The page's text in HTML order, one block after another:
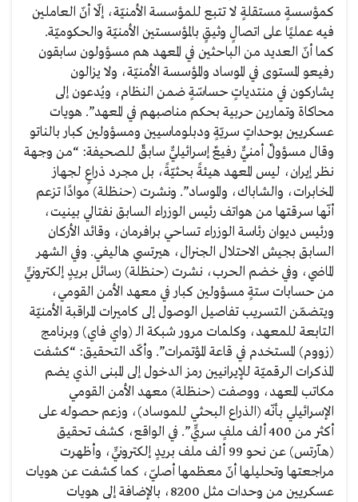
كمؤسسةٍ مستقلةٍ لا تتبع للمؤسسة الأمنيّة، إلّا أنّ العاملين
فيه عمليًا على اتصالٍ وثيقٍ بالمؤسستين الأمنيّة والحكوميّة.
كما أنّ العديد من الباحثين في المعهد هم مسؤولون سابقون
رفيعو المستوى في الموساد والمؤسسة الأمنيّة، ولا يزالون
يشاركون في منتدياتٍ حساسّةٍ ضمن النظام، ويُدعون إلى
محاكاة وتمارين حربية بحكم مناصبهم في المعهد”. هويات
عسكريين بوحداتٍ سريّةٍ ودبلوماسيين ومسؤولين كبار بالناتو
وقال مسؤولٌ أمنيٌّ رفيعٌ إسرائيليٌّ سابقٌ للصحيفة: “من وجهة
نظر إيران، ليس المعهد هيئةً بحثيّةً، بل مجرد ذراعٍ لجهاز
المخابرات، والشاباك، والموساد”. ونشرت (حنظلة) موادًا تزعم
أنّها سرقتها من هواتف رئيس الوزراء السابق نفتالي بينيت،
ورئيس ديوان رئاسة الوزراء تساحي برافرمان، وقائد الأركان
السابق بجيش الاحتلال الجنرال، هيرتسي هاليفي. وفي الشهر
الماضي، وفي خضم الحرب، نشرت (حنظلة) رسائل بريدٍ إلكترونيٍّ
من حسابات ستةٍ مسؤولين كبار في معهد الأمن القومي،
ويتضمّن التسريب تفاصيل الوصول إلى كاميرات المراقبة الأمنيّة
التابعة للمعهد، وكلمات مرور شبكة الـ (واي فاي) وبرنامج
(زووم) المستخدم في قاعة المؤتمرات”. وأكّد التحقيق: “كشفت
المذكرات الرقميّة للإيرانيين رمز الدخول إلى المبنى الذي يضم
مكاتب المعهد، ووصفت (حنظلة) معهد الأمن القومي
الإسرائيلي بأنّه (الذراع البحثي للموساد)، وزعم حصوله على
أكثر من 400 ألف ملفٍ سريٍّ”. في الواقع، كشف تحقيق
(هآرتس) عن نحو 99 ألف ملف بريدٍ إلكترونيٍّ، وأظهرت
مراجعتها وتحليلها أنّ معظمها أصليّ، كما كشفت عن هويات
عسكريين من وحدات مثل 8200، بالإضافة إلى هويات